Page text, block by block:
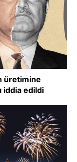
üretimine
iddia edildi